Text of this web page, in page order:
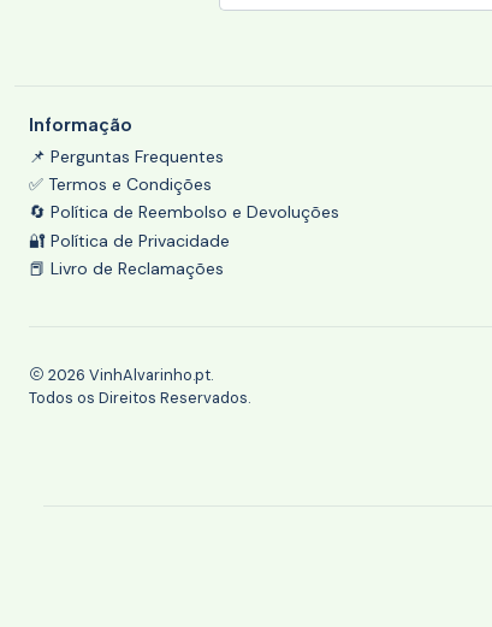
Informação
📌 Perguntas Frequentes
✅ Termos e Condições
🔄 Política de Reembolso e Devoluções
🔐 Política de Privacidade
📕 Livro de Reclamações
2026 VinhAlvarinho.pt.
Todos os Direitos Reservados.